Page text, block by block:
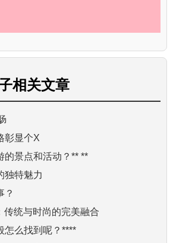
相关文章
彰显个X
的景点和活动？** **
独特魅力
？
传统与时尚的完美融合
怎么找到呢？****